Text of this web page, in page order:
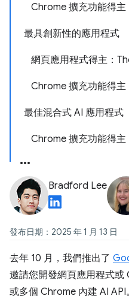
Chrome 擴充功能得
最具創新性的應用程式
網頁應用程式得主：
Chrome 擴充功能得主
最佳混合式 AI 應用程式
Chrome 擴充功能得主
Bradford Lee
發布日期：2025 年 1 月 13 日
去年 10 月，我們推出了
邀請您開發網頁應用程式或
或多個 Chrome 內建 AI